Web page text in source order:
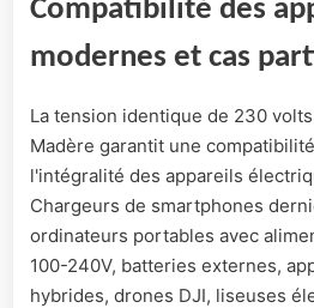
Compatibilité des
modernes et cas
La tension identique de 230
Madère garantit une
l'intégralité des appareils
Chargeurs de smartphones
ordinateurs portables avec
100-240V, batteries externes,
hybrides, drones DJI, liseuses